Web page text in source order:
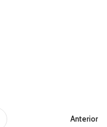
Anterior